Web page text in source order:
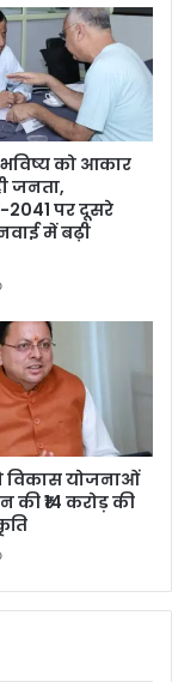
को आकार
जनता,
2041 पर दूसरे
में बढ़ी
विकास योजनाओं
की ₹14 करोड़ की